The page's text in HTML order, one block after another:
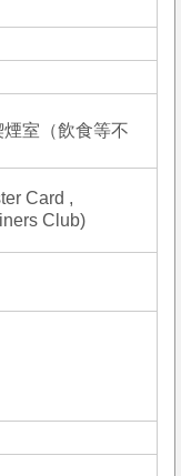
室（飲食等不
Card ,
Club)